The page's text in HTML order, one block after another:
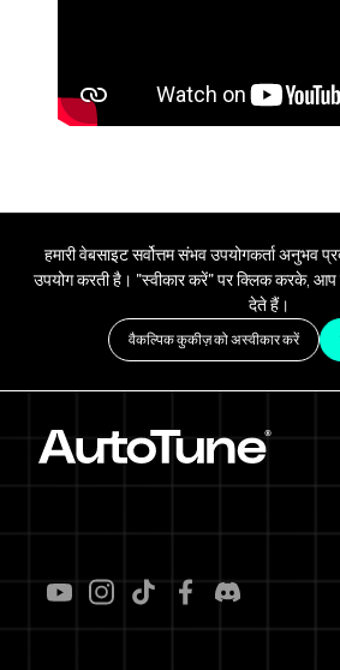
हमारी वेबसाइट सर्वोत्तम संभव उपयोगकर्ता अनुभव
उपयोग करती है। "स्वीकार करें" पर क्लिक करके,
देते हैं।
वैकल्पिक कुकीज़ को अस्वीकार करें